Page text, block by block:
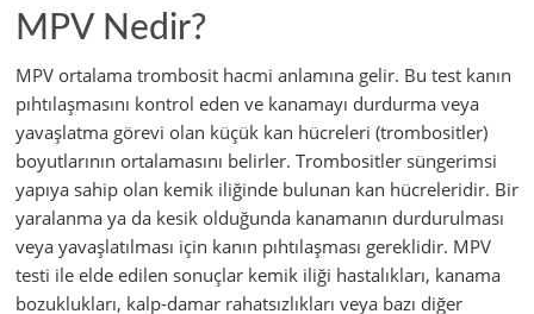
MPV Nedir?
MPV ortalama trombosit hacmi anlamına gelir. Bu test kanın
pıhtılaşmasını kontrol eden ve kanamayı durdurma veya
yavaşlatma görevi olan küçük kan hücreleri (trombositler)
boyutlarının ortalamasını belirler. Trombositler süngerimsi
yapıya sahip olan kemik iliğinde bulunan kan hücreleridir. Bir
yaralanma ya da kesik olduğunda kanamanın durdurulması
veya yavaşlatılması için kanın pıhtılaşması gereklidir. MPV
testi ile elde edilen sonuçlar kemik iliği hastalıkları, kanama
bozuklukları, kalp-damar rahatsızlıkları veya bazı diğer